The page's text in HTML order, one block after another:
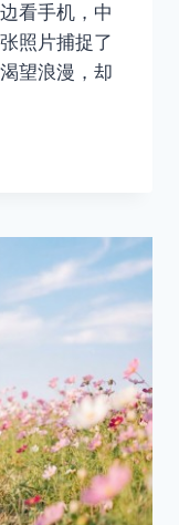
看手机，中
照片捕捉了
望浪漫，却